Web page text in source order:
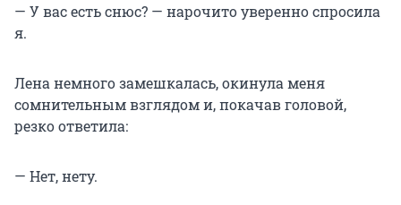
— У вас есть снюс? — нарочито уверенно спросила
я.
Лена немного замешкалась, окинула меня
сомнительным взглядом и, покачав головой,
резко ответила:
— Нет, нету.